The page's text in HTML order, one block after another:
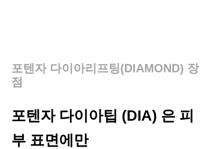
포텐자 다이아리프팅(DIAMOND) 장
점
포텐자 다이아팁 (DIA) 은 피
부 표면에만